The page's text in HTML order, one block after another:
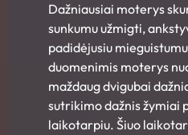
Dažniausiai moterys
sunkumu užmigti,
padidėjusiu
duomenimis moterys
maždaug dvigubai
sutrikimo dažnis žymiai
laikotarpiu. Šiuo